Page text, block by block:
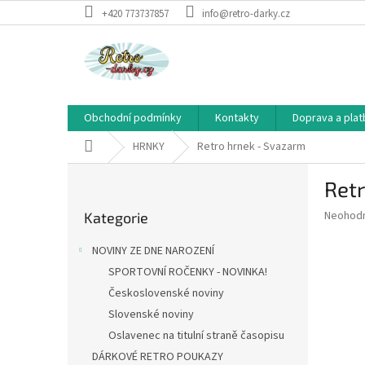
na
+420 773737857 info@retro-darky.cz
Obchodní podmínky Kontakty Doprava a
Domů HRNKY Retro hrnek - Svazarm
kategorie
Kategorie
NOVINY ZE DNE NAROZENÍ
SPORTOVNÍ ROČENKY - NOVINKA!
Československé noviny
Slovenské noviny
Oslavenec na titulní straně časopisu
DÁRKOVÉ RETRO POUKAZY